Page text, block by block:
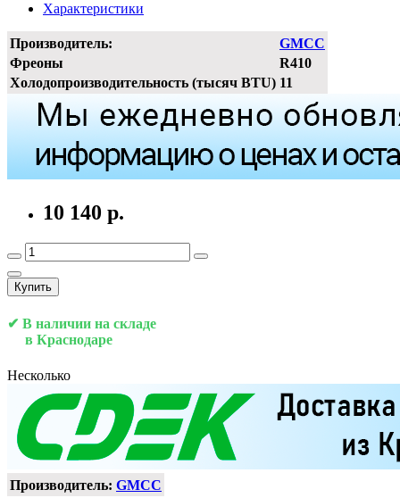
Характеристики
Производитель:
GMCC
Фреоны
R410
Холодопроизводительность (тысяч BTU) 11
10 140 р.
Купить
✔ В наличии на складе
в Краснодаре
Несколько
Производитель: GMCC